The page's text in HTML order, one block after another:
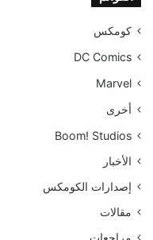
كومكس
DC Comics
Marvel
أخرى
Boom! Studios
الأخبار
إصدارات الكومكس
مقالات